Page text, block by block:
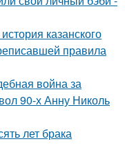
казанского
правила
война за
90-х Анну Николь
лет брака